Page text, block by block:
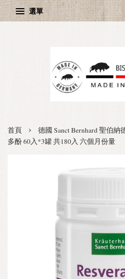
選單
首頁 ›
德國 Sanct Bernhard 聖伯納
多酚 60入*3罐 共180入 六個月份量